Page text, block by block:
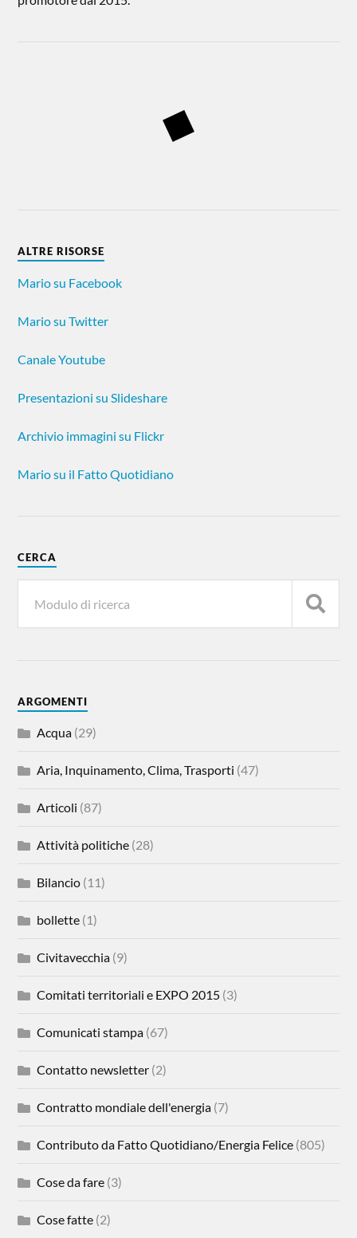
ALTRE RISORSE
Mario su Facebook
Mario su Twitter
Canale Youtube
Presentazioni su Slideshare
Archivio immagini su Flickr
Mario su il Fatto Quotidiano
CERCA
ARGOMENTI
Acqua (29)
Aria, Inquinamento, Clima, Trasporti (47)
Articoli (87)
Attività politiche (28)
Bilancio (11)
bollette (1)
Civitavecchia (9)
Comitati territoriali e EXPO 2015 (3)
Comunicati stampa (67)
Contatto newsletter (2)
Contratto mondiale dell'energia (7)
Contributo da Fatto Quotidiano/Energia Felice (805)
Cose da fare (3)
Cose fatte (2)